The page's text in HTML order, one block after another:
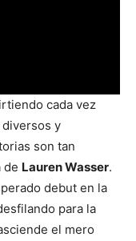
cada vez
diversos y
son tan
de Lauren Wasser.
debut en la
para la
el mero